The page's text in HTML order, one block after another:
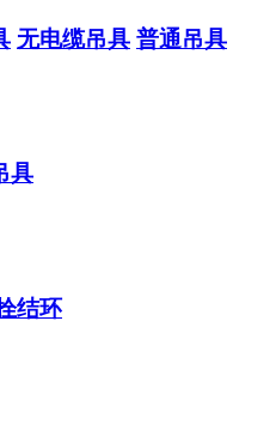
无电缆吊具 普通吊具
具
结环